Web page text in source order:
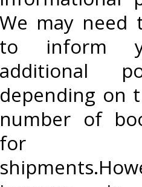
We may need
to inform
additional
depending on
number of
for